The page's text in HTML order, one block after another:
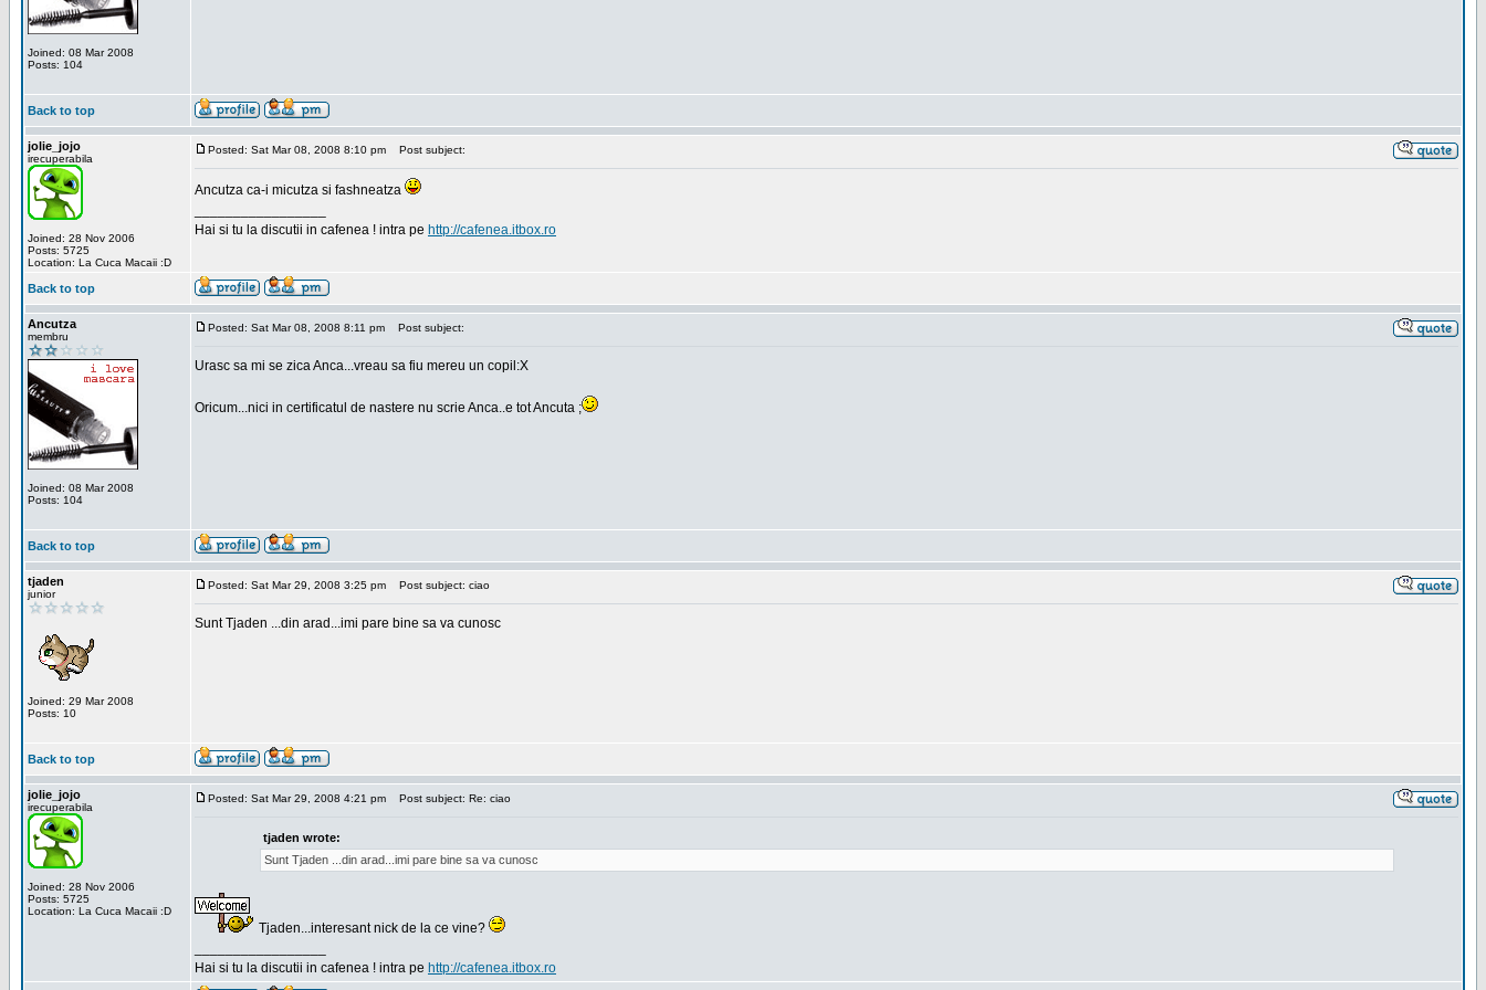
Joined: 08 Mar 2008
Posts: 104
Back to top
jolie_jojo
irecuperabila
Joined: 28 Nov 2006
Posts: 5725
Location: La Cuca Macaii :D
Posted: Sat Mar 08, 2008 8:10 pm Post subject:
Ancutza ca-i micutza si fashneatza
Hai si tu la discutii in cafenea ! intra pe http://cafenea.itbox.ro
Back to top
Ancutza
membru
Joined: 08 Mar 2008
Posts: 104
Posted: Sat Mar 08, 2008 8:11 pm Post subject:
Urasc sa mi se zica Anca...vreau sa fiu mereu un copil:X
Oricum...nici in certificatul de nastere nu scrie Anca..e tot Ancuta ;
Back to top
tjaden
junior
Joined: 29 Mar 2008
Posts: 10
Posted: Sat Mar 29, 2008 3:25 pm Post subject: ciao
Sunt Tjaden ...din arad...imi pare bine sa va cunosc
Back to top
jolie_jojo
irecuperabila
Joined: 28 Nov 2006
Posts: 5725
Location: La Cuca Macaii :D
Posted: Sat Mar 29, 2008 4:21 pm Post subject: Re: ciao
tjaden wrote:
Sunt Tjaden ...din arad...imi pare bine sa va cunosc
Tjaden...interesant nick de la ce vine?
Hai si tu la discutii in cafenea ! intra pe http://cafenea.itbox.ro